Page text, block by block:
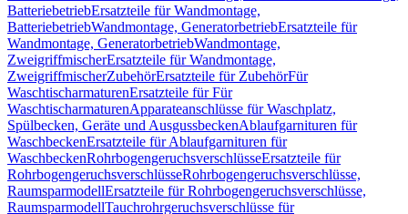
BatteriebetriebErsatzteile für Wandmontage,
BatteriebetriebWandmontage, GeneratorbetriebErsatzteile für
Wandmontage, GeneratorbetriebWandmontage,
ZweigriffmischerErsatzteile für Wandmontage,
ZweigriffmischerZubehörErsatzteile für ZubehörFür
WaschtischarmaturenErsatzteile für Für
WaschtischarmaturenApparateanschlüsse für Waschplatz,
Spülbecken, Geräte und AusgussbeckenAblaufgarnituren für
WaschbeckenErsatzteile für Ablaufgarnituren für
WaschbeckenRohrbogengeruchsverschlüsseErsatzteile für
RohrbogengeruchsverschlüsseRohrbogengeruchsverschlüsse,
RaumsparmodellErsatzteile für Rohrbogengeruchsverschlüsse,
RaumsparmodellTauchrohrgeruchsverschlüsse für